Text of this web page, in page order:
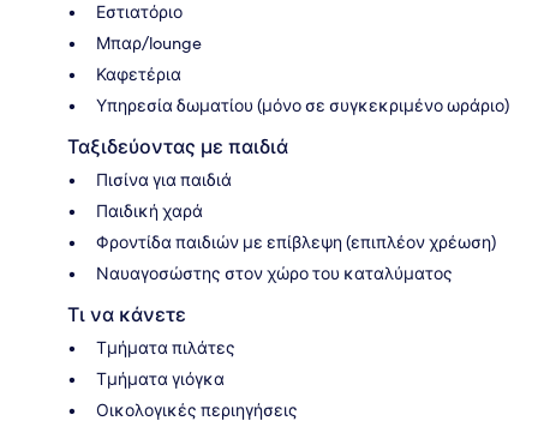
Εστιατόριο
Μπαρ/lounge
Καφετέρια
Υπηρεσία δωματίου (μόνο σε συγκεκριμένο ωράριο)
Ταξιδεύοντας με παιδιά
Πισίνα για παιδιά
Παιδική χαρά
Φροντίδα παιδιών με επίβλεψη (επιπλέον χρέωση)
Ναυαγοσώστης στον χώρο του καταλύματος
Τι να κάνετε
Τμήματα πιλάτες
Τμήματα γιόγκα
Οικολογικές περιηγήσεις